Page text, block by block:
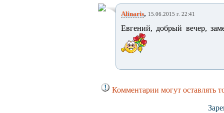
Alinaris, 15.06.2015 г. 22:41
Евгений, добрый вечер,
Комментарии могут оставлять